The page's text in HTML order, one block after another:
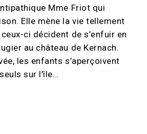
Mme Friot qui
Elle mène la vie tellement
ci décident de s’enfuir en
au château de Kernach.
les enfants s’aperçoivent
sur l’île…